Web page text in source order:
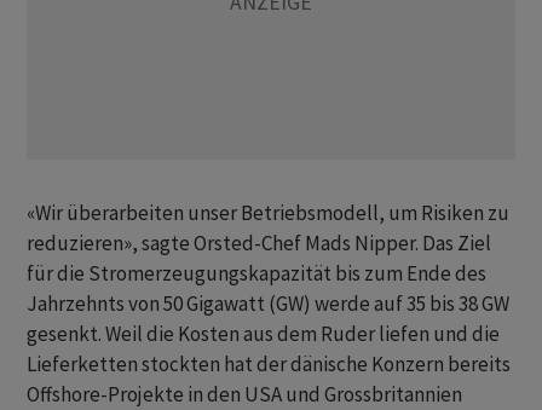
«Wir überarbeiten unser Betriebsmodell, um Risiken zu
reduzieren», sagte Orsted-Chef Mads Nipper. Das Ziel
für die Stromerzeugungskapazität bis zum Ende des
Jahrzehnts von 50 Gigawatt (GW) werde auf 35 bis 38 GW
gesenkt. Weil die Kosten aus dem Ruder liefen und die
Lieferketten stockten hat der dänische Konzern bereits
Offshore-Projekte in den USA und Grossbritannien